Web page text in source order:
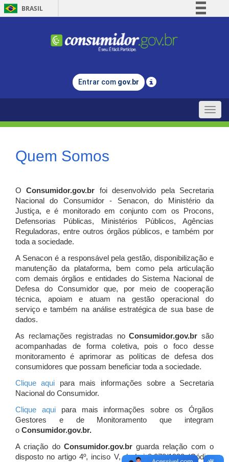
BRASIL
Comunica BR
Legislação
Entrar com gov.br
Toggle
Quem Somos
OConsumidor.gov.br
foi desenvolvido pela Secretaria
Nacional do Consumidor - Senacon, do Ministério da
Justiça, e é monitorado em conjunto com os Procons,
Defensorias Públicas, Ministérios Públicos, Agências
Reguladoras, entre outros órgãos públicos, e também por
toda a sociedade.
A Senacon é a responsável pela gestão, disponibilização e
manutenção da plataforma, bem como pela articulação
com demais órgãos e entidades do Sistema Nacional de
Defesa do Consumidor que, por meio de cooperação
técnica, apoiam e atuam na gestão operacional do
serviço e também na análise estratégica de sua base de
dados.
As reclamações registradas noConsumidor.gov.br são
acompanhadas de forma coletiva, pois o foco desse
monitoramento é aprimorar as políticas de defesa dos
consumidores que possam beneficiar toda a sociedade.
Clique aqui para mais informações sobre a Secretaria
Nacional do Consumidor.
Clique aquipara mais informações sobre os Órgãos
Gestores e de Monitoramento que integram
o Consumidor.gov.br.
A criação do Consumidor.gov.brguarda relação com o
disposto no artigo 4º, inciso V, da Lei 8.078/1990 (Código